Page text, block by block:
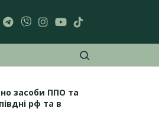
засоби ППО та
рф та в